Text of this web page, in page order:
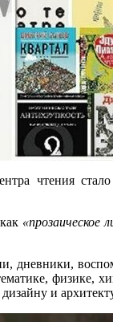
чтения
«прозаическое
физике,
и